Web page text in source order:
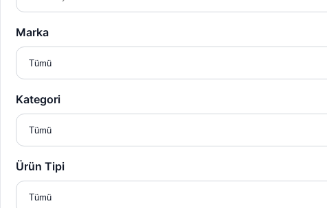
Marka
Kategori
Ürün Tipi